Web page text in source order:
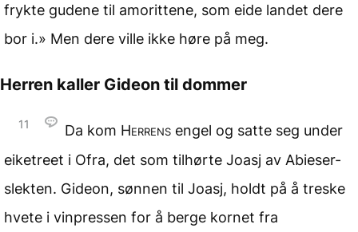
frykte gudene til amorittene, som eide landet dere
bor i.» Men dere ville ikke høre på meg.
Herren kaller Gideon til dommer
11 Da kom Herrens engel og satte seg under
eiketreet i Ofra, det som tilhørte Joasj av Abieser-
slekten. Gideon, sønnen til Joasj, holdt på å treske
hvete i vinpressen for å berge kornet fra